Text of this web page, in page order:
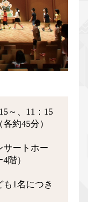
～、11：15
約45分）
サートホー
階）
1名につき